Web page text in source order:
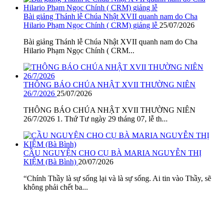
Bài giảng Thánh lễ Chúa Nhật XVII quanh nam do Cha
Hilario Phạm Ngọc Chính ( CRM) giảng lễ 25/07/2026
Bài giảng Thánh lễ Chúa Nhật XVII quanh nam do Cha
Hilario Phạm Ngọc Chính ( CRM...
THÔNG BÁO CHÚA NHẬT XVII THƯỜNG NIÊN
26/7/2026 25/07/2026
THÔNG BÁO CHÚA NHẬT XVII THƯỜNG NIÊN
26/7/2026 1. Thứ Tư ngày 29 tháng 07, lễ th...
CẦU NGUYỆN CHO CỤ BÀ MARIA NGUYỄN THỊ
KIỆM (Bà Bình) 20/07/2026
“Chính Thầy là sự sống lại và là sự sống. Ai tin vào Thầy, sẽ
không phải chết ba...